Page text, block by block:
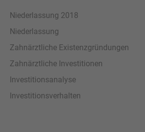
Niederlassung 2018
Niederlassung
Zahnärztliche Existenzgründungen
Zahnärztliche Investitionen
Investitionsanalyse
Investitionsverhalten